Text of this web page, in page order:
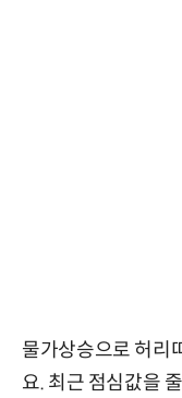
물가상승으로 허리
요. 최근 점심값을